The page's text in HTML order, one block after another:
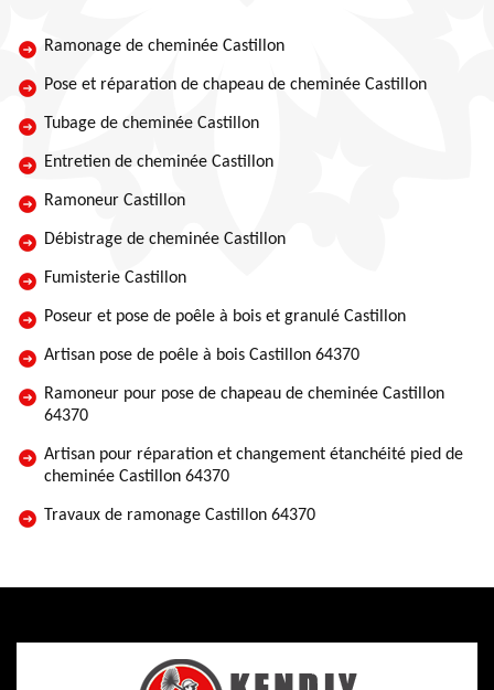
Ramonage de cheminée Castillon
Pose et réparation de chapeau de cheminée Castillon
Tubage de cheminée Castillon
Entretien de cheminée Castillon
Ramoneur Castillon
Débistrage de cheminée Castillon
Fumisterie Castillon
Poseur et pose de poêle à bois et granulé Castillon
Artisan pose de poêle à bois Castillon 64370
Ramoneur pour pose de chapeau de cheminée Castillon
64370
Artisan pour réparation et changement étanchéité pied de
cheminée Castillon 64370
Travaux de ramonage Castillon 64370